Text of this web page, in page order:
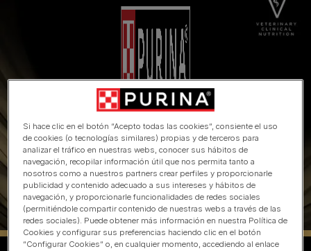
Si hace clic en el botón “Acepto todas las cookies”, consiente el uso
de cookies (o tecnologías similares) propias y de terceros para
analizar el tráfico en nuestras webs, conocer sus hábitos de
navegación, recopilar información útil que nos permita tanto a
nosotros como a nuestros partners crear perfiles y proporcionarle
publicidad y contenido adecuado a sus intereses y hábitos de
navegación, y proporcionarle funcionalidades de redes sociales
(permitiéndole compartir contenido de nuestras webs a través de las
redes sociales). Puede obtener más información en nuestra Política de
Cookies y configurar sus preferencias haciendo clic en el botón
“Configurar Cookies” o, en cualquier momento, accediendo al enlace